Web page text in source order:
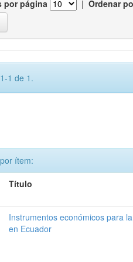
por página | Ordenar
1 de 1.
ítem:
Título
Instrumentos económicos para
en Ecuador